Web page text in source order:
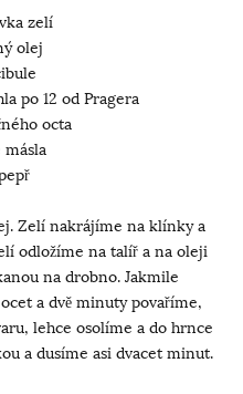
zelí
olej
po 12 od Pragera
octa
másla
Zelí nakrájíme na klínky a
odložíme na talíř a na oleji
na drobno. Jakmile
a dvě minuty povaříme,
lehce osolíme a do hrnce
a dusíme asi dvacet minut.